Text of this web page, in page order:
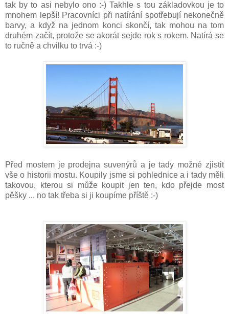
tak by to asi nebylo ono :-) Takhle s tou základovkou je to
mnohem lepší! Pracovníci při natírání spotřebují nekonečně
barvy, a když na jednom konci skončí, tak mohou na tom
druhém začít, protože se akorát sejde rok s rokem. Natírá se
to ručně a chvilku to trvá :-)
Před mostem je prodejna suvenýrů a je tady možné zjistit
vše o historii mostu. Koupily jsme si pohlednice a i tady měli
takovou, kterou si může koupit jen ten, kdo přejde most
pěšky ... no tak třeba si ji koupíme příště :-)